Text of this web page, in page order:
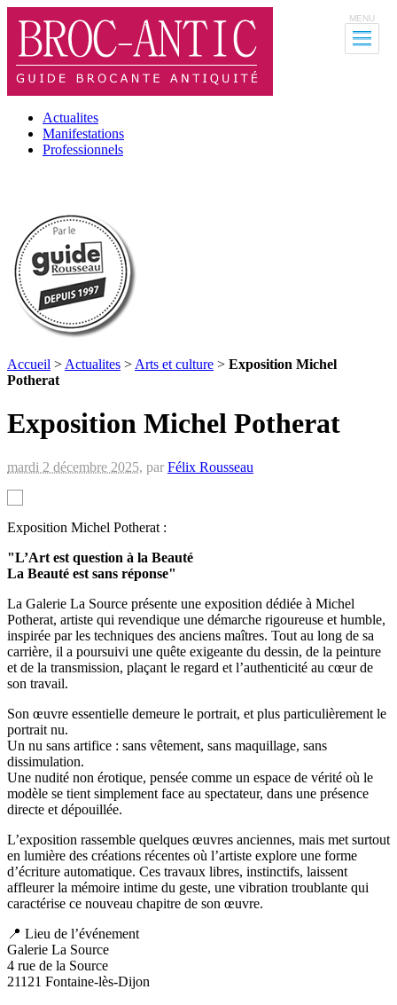
Actualites
Manifestations
Professionnels
Accueil > Actualites > Arts et culture > Exposition Michel
Potherat
Exposition Michel Potherat
mardi 2 décembre 2025, par Félix Rousseau
Exposition Michel Potherat :
"L’Art est question à la Beauté
La Beauté est sans réponse"
La Galerie La Source présente une exposition dédiée à Michel
Potherat, artiste qui revendique une démarche rigoureuse et humble,
inspirée par les techniques des anciens maîtres. Tout au long de sa
carrière, il a poursuivi une quête exigeante du dessin, de la peinture
et de la transmission, plaçant le regard et l’authenticité au cœur de
son travail.
Son œuvre essentielle demeure le portrait, et plus particulièrement le
portrait nu.
Un nu sans artifice : sans vêtement, sans maquillage, sans
dissimulation.
Une nudité non érotique, pensée comme un espace de vérité où le
modèle se tient simplement face au spectateur, dans une présence
directe et dépouillée.
L’exposition rassemble quelques œuvres anciennes, mais met surtout
en lumière des créations récentes où l’artiste explore une forme
d’écriture automatique. Ces travaux libres, instinctifs, laissent
affleurer la mémoire intime du geste, une vibration troublante qui
caractérise ce nouveau chapitre de son œuvre.
📍 Lieu de l’événement
Galerie La Source
4 rue de la Source
21121 Fontaine-lès-Dijon
MENU